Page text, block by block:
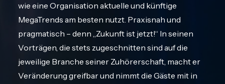
wie eine Organisation aktuelle und künftige
MegaTrends am besten nutzt. Praxisnah und
pragmatisch – denn „Zukunft ist jetzt!“ In seinen
Vorträgen, die stets zugeschnitten sind auf die
jeweilige Branche seiner Zuhörerschaft, macht er
Veränderung greifbar und nimmt die Gäste mit in